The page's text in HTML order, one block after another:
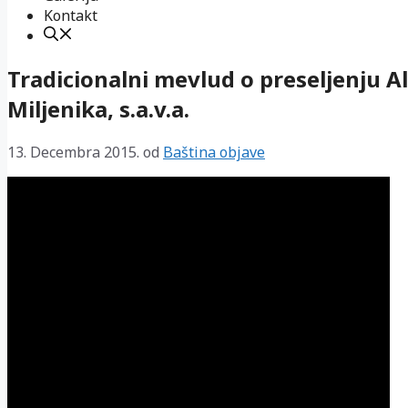
Kontakt
Tradicionalni mevlud o preseljenju
Miljenika, s.a.v.a.
13. Decembra 2015. od Baština objave